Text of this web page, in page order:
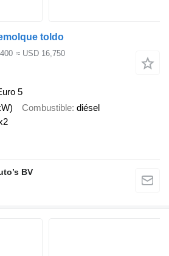
toldo
≈ USD 16,750
5
Combustible diésel
BV